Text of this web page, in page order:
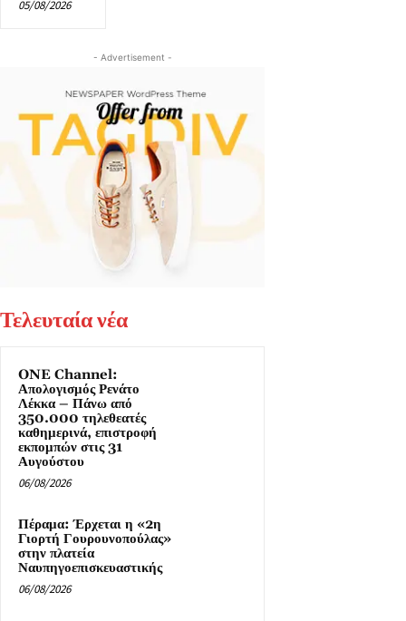
05/08/2026
- Advertisement -
Τελευταία νέα
ONE Channel:
Απολογισμός Ρενάτο
Λέκκα – Πάνω από
350.000 τηλεθεατές
καθημερινά, επιστροφή
εκπομπών στις 31
Αυγούστου
06/08/2026
Πέραμα: Έρχεται η «2η
Γιορτή Γουρουνοπούλας»
στην πλατεία
Ναυπηγοεπισκευαστικής
06/08/2026